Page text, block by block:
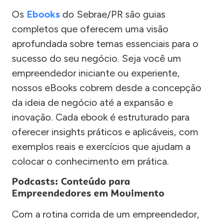
Os Ebooks do Sebrae/PR são guias
completos que oferecem uma visão
aprofundada sobre temas essenciais para o
sucesso do seu negócio. Seja você um
empreendedor iniciante ou experiente,
nossos eBooks cobrem desde a concepção
da ideia de negócio até a expansão e
inovação. Cada ebook é estruturado para
oferecer insights práticos e aplicáveis, com
exemplos reais e exercícios que ajudam a
colocar o conhecimento em prática.
Podcasts: Conteúdo para
Empreendedores em Movimento
Com a rotina corrida de um empreendedor,